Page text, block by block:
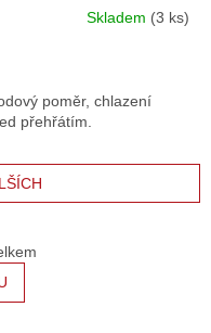
Skladem (3 ks)
poměr, chlazení
přehřátím.